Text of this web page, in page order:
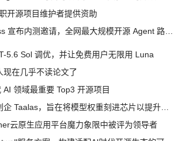
开源项目维护者提供资助
5.6 Sol 调优，并让免费用户无限用 Luna
现在几乎不读论文了
领域最重要 Top3 开源项目
云原生应用平台魔力象限中被评为领导者